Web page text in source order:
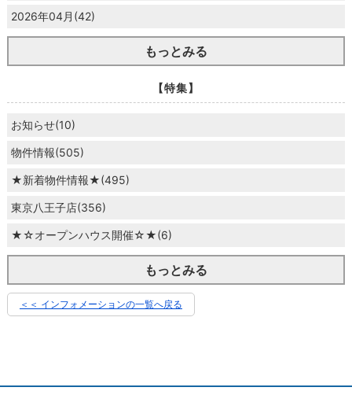
2026年04月(42)
もっとみる
【特集】
お知らせ(10)
物件情報(505)
★新着物件情報★(495)
東京八王子店(356)
★☆オープンハウス開催☆★(6)
もっとみる
＜＜ インフォメーションの一覧へ戻る